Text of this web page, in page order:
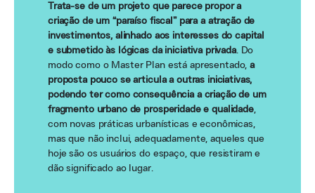
Trata-se de um projeto que parece propor a
criação de um “paraíso fiscal” para a atração de
investimentos, alinhado aos interesses do capital
e submetido às lógicas da iniciativa privada. Do
modo como o Master Plan está apresentado,a
proposta pouco se articula a outras iniciativas,
podendo ter como consequência a criação de um
fragmento urbano de prosperidade e qualidade,
com novas práticas urbanísticas e econômicas,
mas que não inclui, adequadamente, aqueles que
hoje são os usuários do espaço, que resistiram e
dão significado ao lugar.